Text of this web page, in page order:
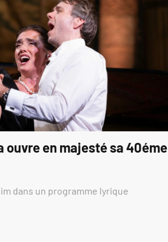
ouvre en majesté sa 40éme
dans un programme lyrique